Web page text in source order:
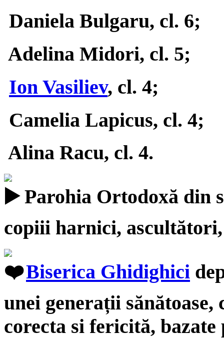
Daniela Bulgaru, cl. 6;
Adelina Midori, cl. 5;
Ion Vasiliev, cl. 4;
Camelia Lapicus, cl. 4;
Alina Racu, cl. 4.
Parohia Ortodoxă din
copiii harnici,
Biserica Ghidighici
unei generații sănătoase,
corecta si fericită,